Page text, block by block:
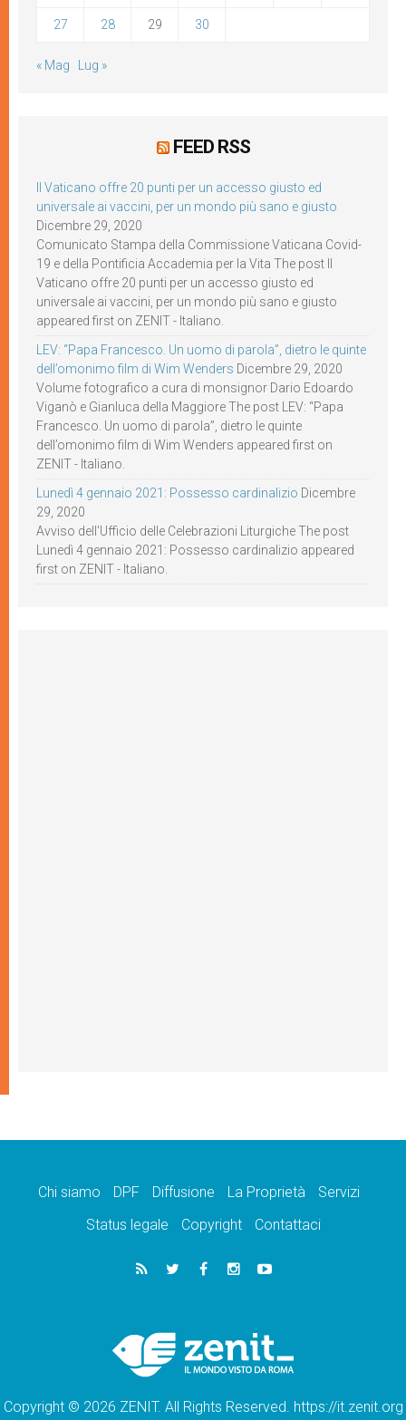
27 28 29 30
« Mag Lug »
FEED RSS
Il Vaticano offre 20 punti per un accesso giusto ed
universale ai vaccini, per un mondo più sano e giusto
Dicembre 29, 2020
Comunicato Stampa della Commissione Vaticana Covid-
19 e della Pontificia Accademia per la Vita The post Il
Vaticano offre 20 punti per un accesso giusto ed
universale ai vaccini, per un mondo più sano e giusto
appeared first on ZENIT - Italiano.
LEV: “Papa Francesco. Un uomo di parola”, dietro le quinte
dell’omonimo film di Wim Wenders Dicembre 29, 2020
Volume fotografico a cura di monsignor Dario Edoardo
Viganò e Gianluca della Maggiore The post LEV: “Papa
Francesco. Un uomo di parola”, dietro le quinte
dell’omonimo film di Wim Wenders appeared first on
ZENIT - Italiano.
Lunedì 4 gennaio 2021: Possesso cardinalizio Dicembre
29, 2020
Avviso dell’Ufficio delle Celebrazioni Liturgiche The post
Lunedì 4 gennaio 2021: Possesso cardinalizio appeared
first on ZENIT - Italiano.
Chi siamo DPF Diffusione La Proprietà
Servizi
Status legale
Copyright Contattaci
Copyright © 2026 ZENIT. All Rights Reserved. https://it.zenit.org